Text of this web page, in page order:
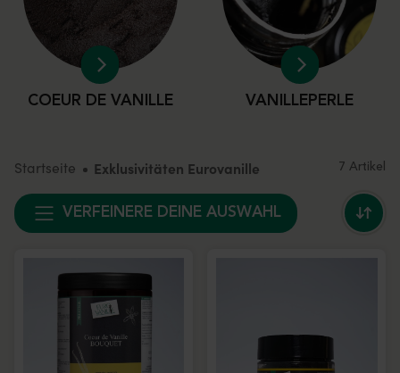
COEUR DE VANILLE VANILLEPERLE
Startseite Exklusivitäten Eurovanille 7 Artikel
VERFEINERE DEINE AUSWAHL